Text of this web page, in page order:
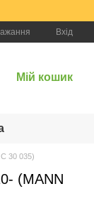
Вхід
Мій кошик
30 035)
(MANN